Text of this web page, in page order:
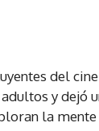
del
y dejó
la